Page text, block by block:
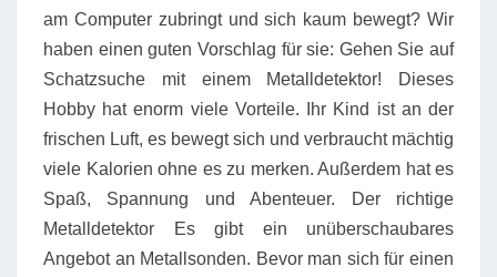
am Computer zubringt und sich kaum bewegt? Wir
haben einen guten Vorschlag für sie: Gehen Sie auf
Schatzsuche mit einem Metalldetektor! Dieses
Hobby hat enorm viele Vorteile. Ihr Kind ist an der
frischen Luft, es bewegt sich und verbraucht mächtig
viele Kalorien ohne es zu merken. Außerdem hat es
Spaß, Spannung und Abenteuer. Der richtige
Metalldetektor Es gibt ein unüberschaubares
Angebot an Metallsonden. Bevor man sich für einen